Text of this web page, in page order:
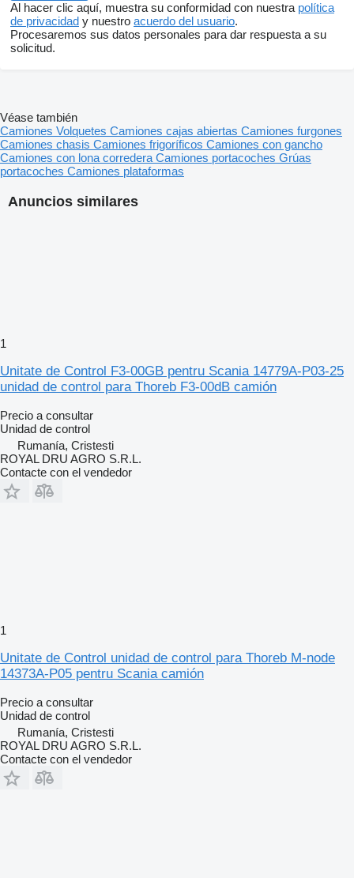
Al hacer clic aquí, muestra su conformidad con nuestra política
de privacidad y nuestro acuerdo del usuario.
Procesaremos sus datos personales para dar respuesta a su
solicitud.
Anuncios similares
1
Unitate de Control F3-00GB pentru Scania 14779A-P03-25
unidad de control para Thoreb F3-00dB camión
Precio a consultar
Unidad de control
Rumanía, Cristesti
ROYAL DRU AGRO S.R.L.
Contacte con el vendedor
1
Unitate de Control unidad de control para Thoreb M-node
14373A-P05 pentru Scania camión
Precio a consultar
Unidad de control
Rumanía, Cristesti
ROYAL DRU AGRO S.R.L.
Contacte con el vendedor
Véase también
Camiones Volquetes Camiones cajas abiertas Camiones furgones
Camiones chasis Camiones frigoríficos Camiones con gancho
Camiones con lona corredera Camiones portacoches Grúas
portacoches Camiones plataformas